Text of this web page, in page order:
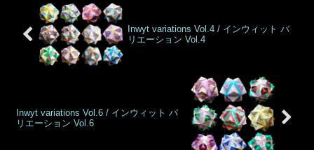
Inwyt variations Vol.4 / インウィット バ
リエーション Vol.4
Inwyt variations Vol.6 / インウィット バ
リエーション Vol.6